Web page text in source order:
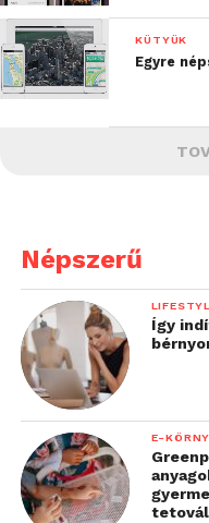
KÜTYÜK
Egyre
Népszerű
Így
E-